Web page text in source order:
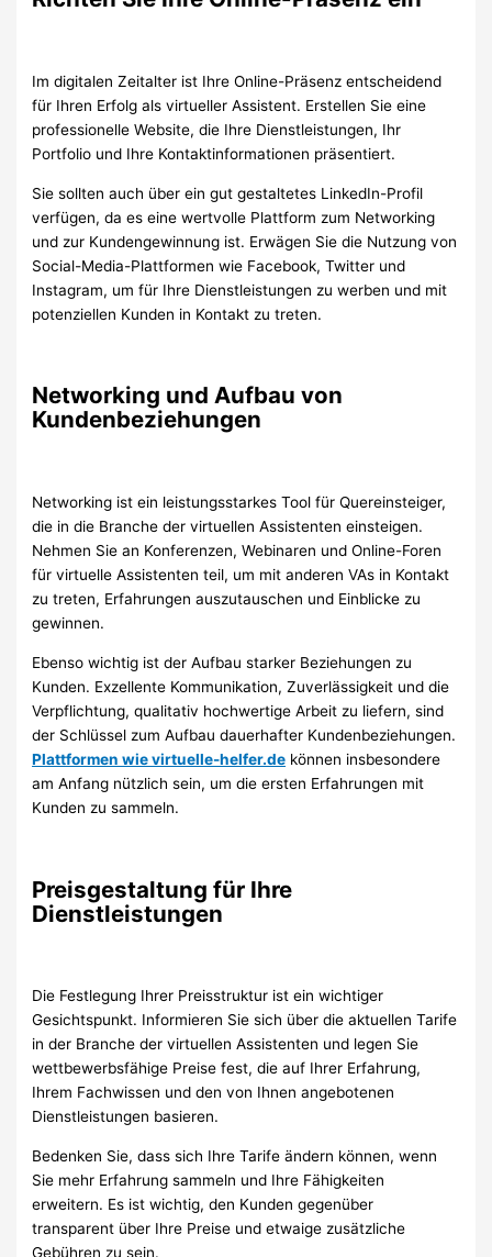
Im digitalen Zeitalter ist Ihre Online-Präsenz entscheidend
für Ihren Erfolg als virtueller Assistent. Erstellen Sie eine
professionelle Website, die Ihre Dienstleistungen, Ihr
Portfolio und Ihre Kontaktinformationen präsentiert.
Sie sollten auch über ein gut gestaltetes LinkedIn-Profil
verfügen, da es eine wertvolle Plattform zum Networking
und zur Kundengewinnung ist. Erwägen Sie die Nutzung von
Social-Media-Plattformen wie Facebook, Twitter und
Instagram, um für Ihre Dienstleistungen zu werben und mit
potenziellen Kunden in Kontakt zu treten.
Networking und Aufbau von
Kundenbeziehungen
Networking ist ein leistungsstarkes Tool für Quereinsteiger,
die in die Branche der virtuellen Assistenten einsteigen.
Nehmen Sie an Konferenzen, Webinaren und Online-Foren
für virtuelle Assistenten teil, um mit anderen VAs in Kontakt
zu treten, Erfahrungen auszutauschen und Einblicke zu
gewinnen.
Ebenso wichtig ist der Aufbau starker Beziehungen zu
Kunden. Exzellente Kommunikation, Zuverlässigkeit und die
Verpflichtung, qualitativ hochwertige Arbeit zu liefern, sind
der Schlüssel zum Aufbau dauerhafter Kundenbeziehungen.
Plattformen wie virtuelle-helfer.de können insbesondere
am Anfang nützlich sein, um die ersten Erfahrungen mit
Kunden zu sammeln.
Preisgestaltung für Ihre
Dienstleistungen
Die Festlegung Ihrer Preisstruktur ist ein wichtiger
Gesichtspunkt. Informieren Sie sich über die aktuellen Tarife
in der Branche der virtuellen Assistenten und legen Sie
wettbewerbsfähige Preise fest, die auf Ihrer Erfahrung,
Ihrem Fachwissen und den von Ihnen angebotenen
Dienstleistungen basieren.
Bedenken Sie, dass sich Ihre Tarife ändern können, wenn
Sie mehr Erfahrung sammeln und Ihre Fähigkeiten
erweitern. Es ist wichtig, den Kunden gegenüber
transparent über Ihre Preise und etwaige zusätzliche
Gebühren zu sein.